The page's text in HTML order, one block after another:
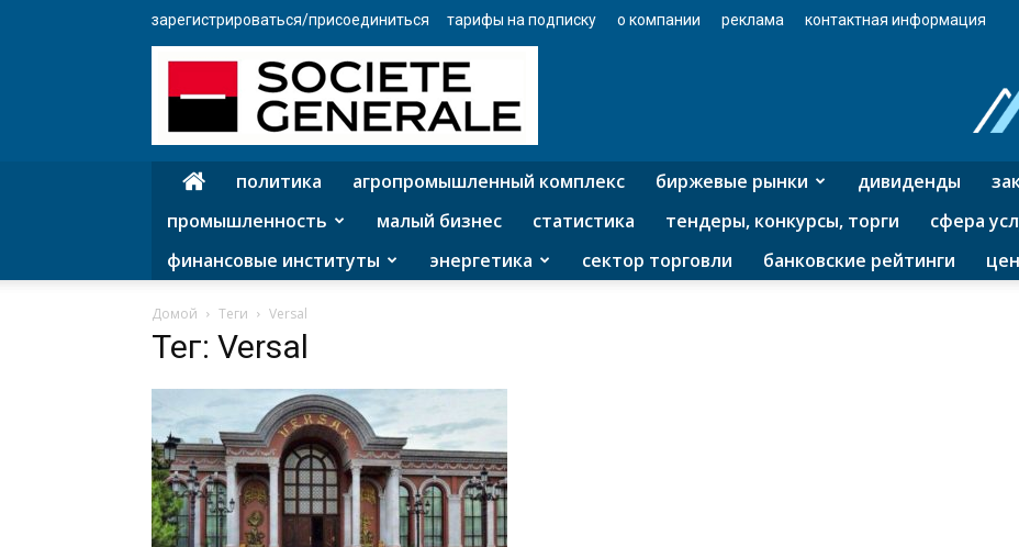
зарегистрироваться/присоединиться тарифы на подписку о компании реклама контактная информация
политика агропромышленный комплекс биржевые рынки дивиденды
промышленность
малый бизнес статистика тендеры, конкурсы, торги
сфера
финансовые институты
энергетика сектор торговли банковские рейтинги
Домой Теги Versal
Тег: Versal